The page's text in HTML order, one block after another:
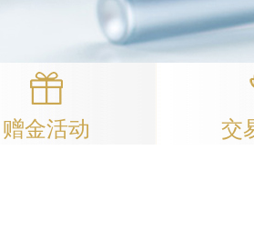
赠金活动 交